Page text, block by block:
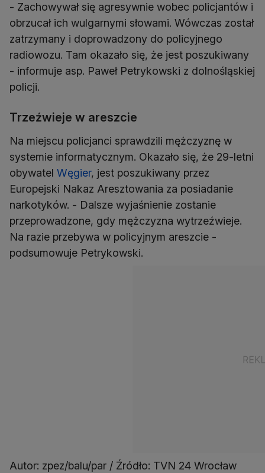
- Zachowywał się agresywnie wobec policjantów i
obrzucał ich wulgarnymi słowami. Wówczas został
zatrzymany i doprowadzony do policyjnego
radiowozu. Tam okazało się, że jest poszukiwany
- informuje asp. Paweł Petrykowski z dolnośląskiej
policji.
Trzeźwieje w areszcie
Na miejscu policjanci sprawdzili mężczyznę w
systemie informatycznym. Okazało się, że 29-letni
obywatel Węgier, jest poszukiwany przez
Europejski Nakaz Aresztowania za posiadanie
narkotyków. - Dalsze wyjaśnienie zostanie
przeprowadzone, gdy mężczyzna wytrzeźwieje.
Na razie przebywa w policyjnym areszcie -
podsumowuje Petrykowski.
Autor: zpez/balu/par / Źródło: TVN 24 Wrocław